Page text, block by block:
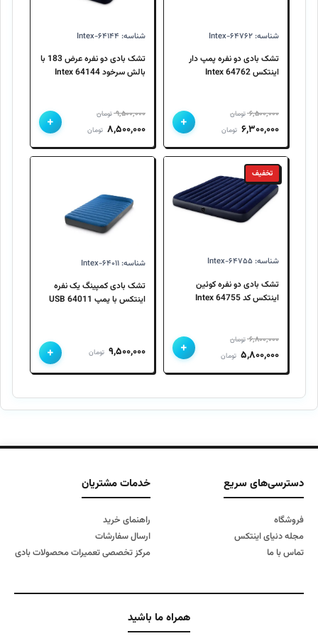
شناسه: Intex-۶۴۷۶۲
تشک بادی دو نفره پمپ دار
اینتکس 64762 Intex
۶,۵۰۰,۰۰۰ تومان
قیمت
اصلی
۶,۵۰۰,۰۰۰ تومان
بود.
۶,۳۰۰,۰۰۰ تومانقیمت
فعلی
۶,۳۰۰,۰۰۰ تومان
است.
+
شناسه: Intex-۶۴۱۴۴
تشک بادی دو نفره عرض 183 با
بالش سرخود 64144 Intex
۹,۵۰۰,۰۰۰ تومان
قیمت
اصلی
۹,۵۰۰,۰۰۰ تومان
۸,۵۰۰,۰۰۰ تومانقیمت
فعلی
۸,۵۰۰,۰۰۰ تومان
+
تخفیف
شناسه: Intex-۶۴۷۵۵
تشک بادی دو نفره کوئین
اینتکس کد 64755 Intex
۶,۸۰۰,۰۰۰ تومان
قیمت
اصلی
بود.
۵,۸۰۰,۰۰۰ تومانقیمت
فعلی
است.
+
شناسه: Intex-۶۴۰۱۱
تشک بادی کمپینگ یک نفره
اینتکس با پمپ USB 64011
۹,۵۰۰,۰۰۰ تومان +
دسترسی‌های سریع
فروشگاه
مجله دنیای اینتکس
تماس با ما
خدمات مشتریان
راهنمای خرید
ارسال سفارشات
مرکز تخصصی تعمیرات محصولات بادی
همراه ما باشید